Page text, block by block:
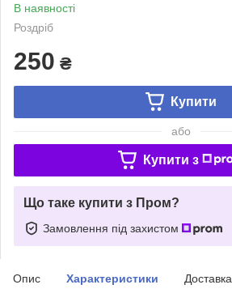
В наявності
Роздріб
250 ₴
Купити
або
Купити з
Що таке купити з Пром?
Замовлення під захистом
Опис Характеристики Доставка